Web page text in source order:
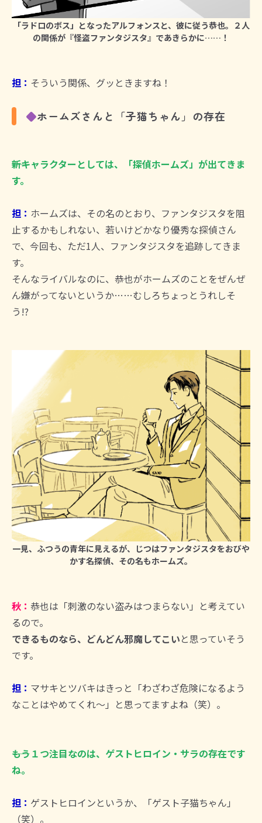
「ラドロのボス」となったアルフォンスと、彼に従う恭也。２人
の関係が『怪盗ファンタジスタ』であきらかに……！
担： そういう関係、グッときますね！
◆ホームズさんと「子猫ちゃん」の存在
――新キャラクターとしては、「探偵ホームズ」が出てきま
す。
担： ホームズは、その名のとおり、ファンタジスタを阻
止するかもしれない、若いけどかなり優秀な探偵さん
で、今回も、ただ1人、ファンタジスタを追跡してきま
す。
そんなライバルなのに、恭也がホームズのことをぜんぜ
ん嫌がってないというか……むしろちょっとうれしそ
う!?
一見、ふつうの青年に見えるが、じつはファンタジスタをおびや
かす名探偵、その名もホームズ。
秋： 恭也は「刺激のない盗みはつまらない」と考えてい
るので。
できるものなら、どんどん邪魔してこいと思っていそう
です。
担： マサキとツバキはきっと「わざわざ危険になるよう
なことはやめてくれ～」と思ってますよね（笑）。
――もう１つ注目なのは、ゲストヒロイン・サラの存在です
ね。
担： ゲストヒロインというか、「ゲスト子猫ちゃん」
（笑）。